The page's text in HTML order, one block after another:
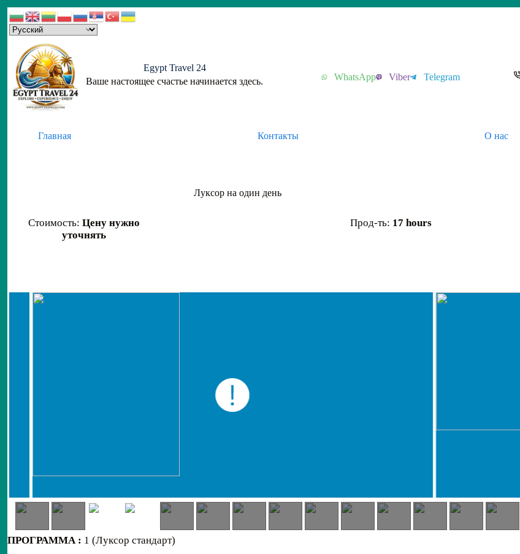
Skip
to
content
Egypt Travel 24
Ваше настоящее счастье начинается здесь.
WhatsApp Viber Telegram
Главная Контакты О нас
Луксор на один день
Стоимость: Цену нужно
уточнять
Прод-ть: 17 hours
ПРОГРАММА : 1 (Луксор стандарт)